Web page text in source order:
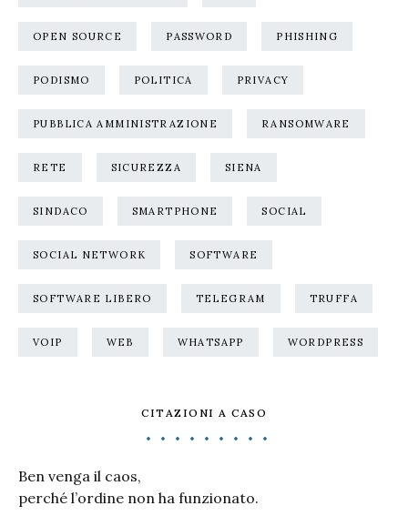
OPEN SOURCE PASSWORD PHISHING
PODISMO POLITICA PRIVACY
PUBBLICA AMMINISTRAZIONE RANSOMWARE
RETE SICUREZZA SIENA
SINDACO SMARTPHONE SOCIAL
SOCIAL NETWORK SOFTWARE
SOFTWARE LIBERO TELEGRAM TRUFFA
VOIP WEB WHATSAPP WORDPRESS
CITAZIONI A CASO
Ben venga il caos,
perché l’ordine non ha funzionato.